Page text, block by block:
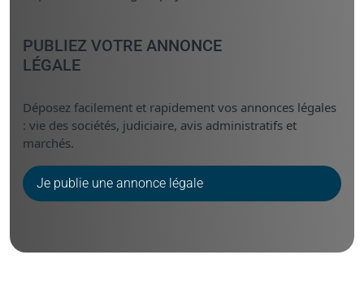
PUBLIEZ VOTRE ANNONCE
LÉGALE
Déposez facilement et rapidement vos annonces légales
: vie des sociétés, judiciaire, avis administratifs et
marchés.
Je publie une annonce légale